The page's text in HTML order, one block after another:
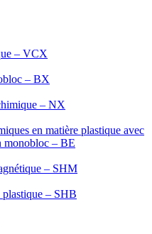
– VCX
– BX
– NX
en matière plastique avec
monobloc – BE
– SHM
plastique – SHB